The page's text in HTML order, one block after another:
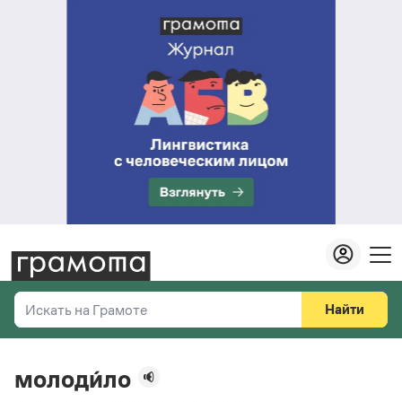
Искать на Грамоте
Справочная служба
Найти
молоди́ло